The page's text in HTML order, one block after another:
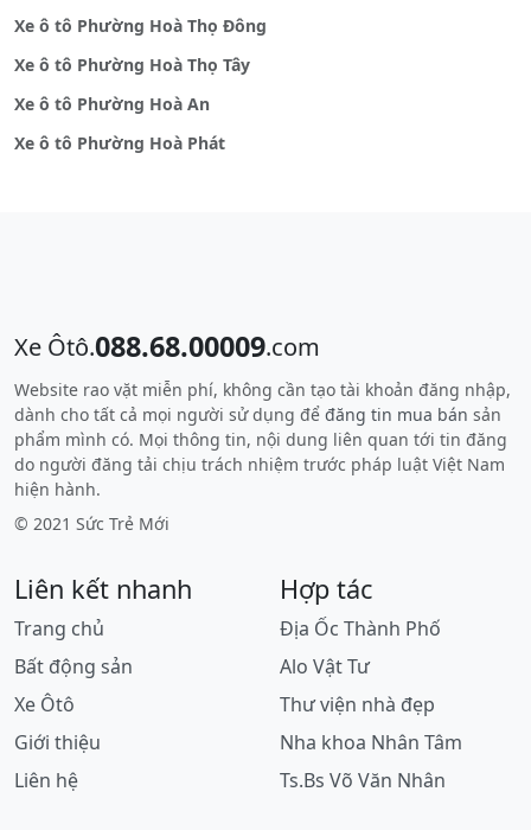
Xe ô tô Phường Hoà Thọ Đông
Xe ô tô Phường Hoà Thọ Tây
Xe ô tô Phường Hoà An
Xe ô tô Phường Hoà Phát
Xe Ôtô.088.68.00009.com
Website rao vặt miễn phí, không cần tạo tài khoản đăng nhập,
dành cho tất cả mọi người sử dụng để đăng tin mua bán sản
phẩm mình có. Mọi thông tin, nội dung liên quan tới tin đăng
do người đăng tải chịu trách nhiệm trước pháp luật Việt Nam
hiện hành.
© 2021 Sức Trẻ Mới
Liên kết nhanh
Trang chủ
Bất động sản
Xe Ôtô
Giới thiệu
Liên hệ
Hợp tác
Địa Ốc Thành Phố
Alo Vật Tư
Thư viện nhà đẹp
Nha khoa Nhân Tâm
Ts.Bs Võ Văn Nhân